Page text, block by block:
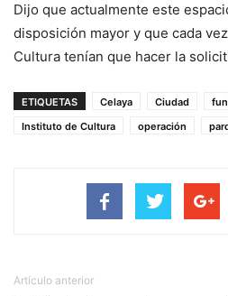
Dijo que actualmente este
disposición mayor y que cada
Cultura tenían que hacer la
ETIQUETAS Celaya Ciudad
Instituto de Cultura
operación
Artículo anterior